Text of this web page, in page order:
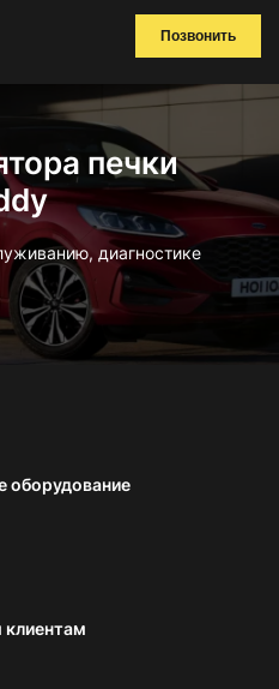
Позвонить
печки
диагностике
оборудование
клиентам